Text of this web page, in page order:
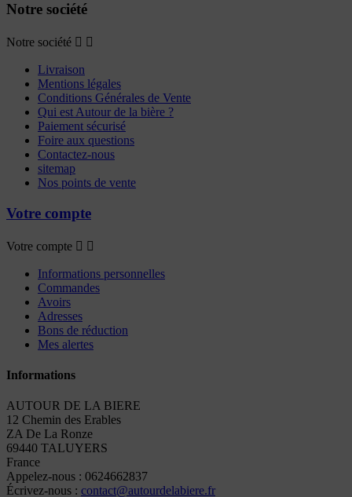
Notre société
Notre société  
Livraison
Mentions légales
Conditions Générales de Vente
Qui est Autour de la bière ?
Paiement sécurisé
Foire aux questions
Contactez-nous
sitemap
Nos points de vente
Votre compte
Votre compte  
Informations personnelles
Commandes
Avoirs
Adresses
Bons de réduction
Mes alertes
Informations
AUTOUR DE LA BIERE
12 Chemin des Erables
ZA De La Ronze
69440 TALUYERS
France
Appelez-nous : 0624662837
Écrivez-nous : contact@autourdelabiere.fr